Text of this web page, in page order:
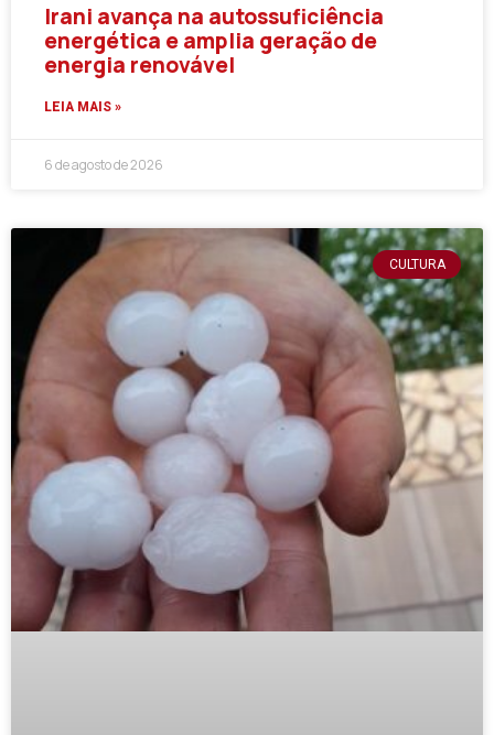
Irani avança na autossuficiência
energética e amplia geração de
energia renovável
LEIA MAIS »
6 de agosto de 2026
CULTURA